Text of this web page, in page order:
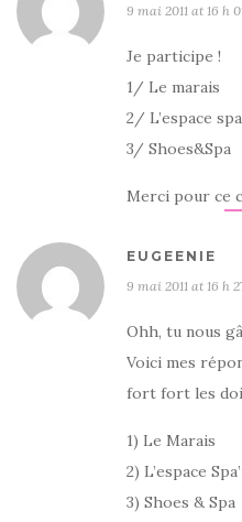
9 mai 2011 at 16 h
Je participe !
1/ Le marais
2/ L’espace
3/ Shoes&Spa
Merci pour ce
EUGEENIE
9 mai 2011 at 16 h
Ohh, tu nous
Voici mes
fort fort les
1) Le Marais
2) L’espace
3) Shoes & Spa